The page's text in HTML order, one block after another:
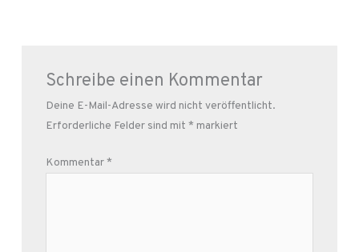
Schreibe einen Kommentar
Deine E-Mail-Adresse wird nicht veröffentlicht.
Erforderliche Felder sind mit * markiert
Kommentar*